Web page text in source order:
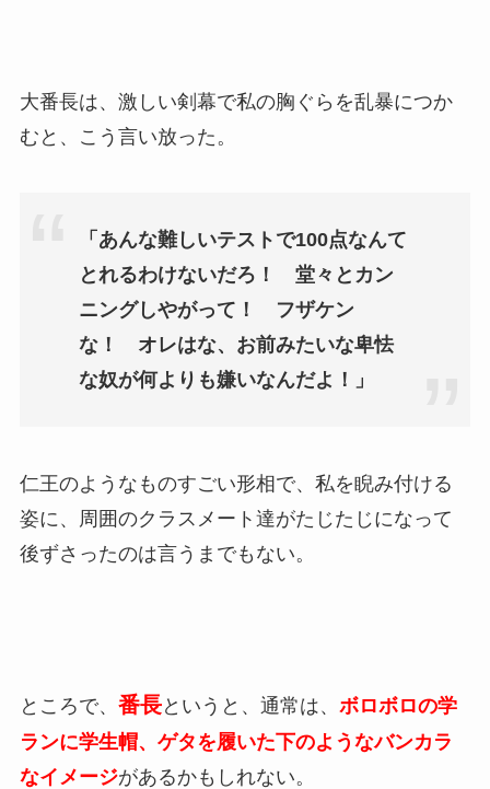
大番長は、激しい剣幕で私の胸ぐらを乱暴につか
むと、こう言い放った。
「あんな難しいテストで100点なんて
とれるわけないだろ！ 堂々とカン
ニングしやがって！ フザケン
な！ オレはな、お前みたいな卑怯
な奴が何よりも嫌いなんだよ！」
仁王のようなものすごい形相で、私を睨み付ける
姿に、周囲のクラスメート達がたじたじになって
後ずさったのは言うまでもない。
ところで、 番長というと、通常は、 ボロボロの学
ランに学生帽、ゲタを履いた下のようなバンカラ
なイメージがあるかもしれない。